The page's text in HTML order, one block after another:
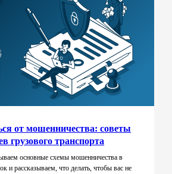
от мошенничества: советы
грузового транспорта
основные схемы мошенничества в
и рассказываем, что делать, чтобы вас не